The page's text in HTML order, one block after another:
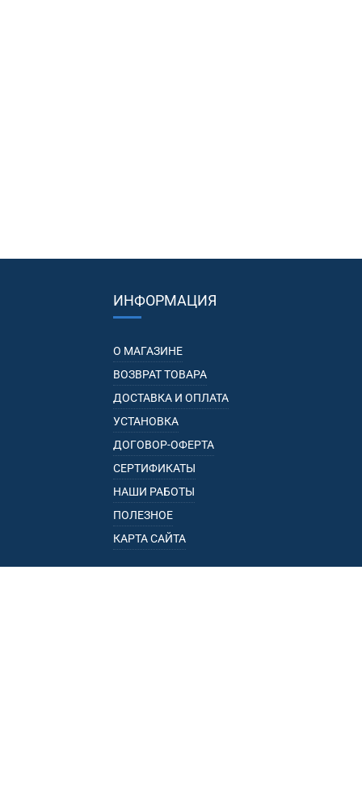
ИНФОРМАЦИЯ
О МАГАЗИНЕ
ВОЗВРАТ ТОВАРА
ДОСТАВКА И ОПЛАТА
УСТАНОВКА
ДОГОВОР-ОФЕРТА
СЕРТИФИКАТЫ
НАШИ РАБОТЫ
ПОЛЕЗНОЕ
КАРТА САЙТА